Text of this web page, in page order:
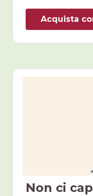
Acquista
Non ci